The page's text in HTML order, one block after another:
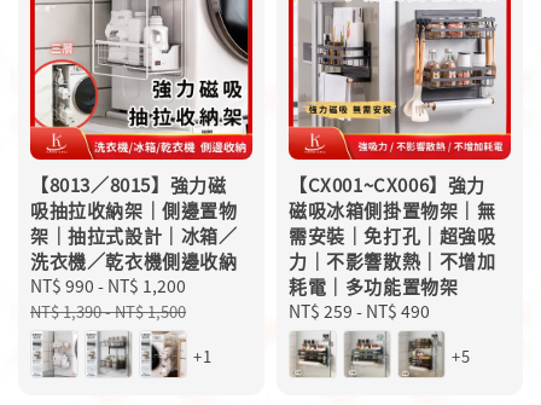
【8013／8015】強力磁
吸抽拉收納架｜側邊置物
架｜抽拉式設計｜冰箱／
洗衣機／乾衣機側邊收納
Sale
price
NT$ 990 - NT$ 1,200
NT$ 1,390-NT$ 1,500
+1
【CX001~CX006】強力
磁吸冰箱側掛置物架｜無
需安裝｜免打孔｜超強吸
力｜不影響散熱｜不增加
耗電｜多功能置物架
Regular
price
NT$ 259 - NT$ 490
+5